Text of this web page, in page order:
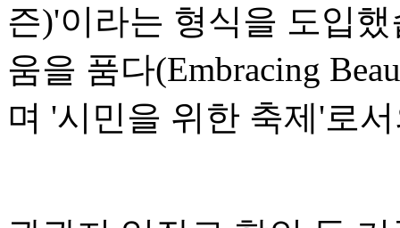
즌)'이라는 형식을 도입
움을 품다(Embracing
며 '시민을 위한 축제'로